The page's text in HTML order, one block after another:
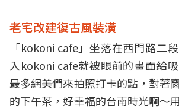
老宅改建復古風裝潢
「kokoni cafe」坐落在西門路二
入kokoni cafe就被眼前的畫面給
最多網美們來拍照打卡的點，對著
的下午茶，好幸福的台南時光啊～